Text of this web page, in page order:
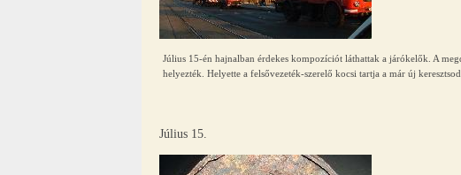
Július 15-én hajnalban érdekes kompozíciót láthattak a járókelők. A
helyezték. Helyette a felsővezeték-szerelő kocsi tartja a már új
Július 15.